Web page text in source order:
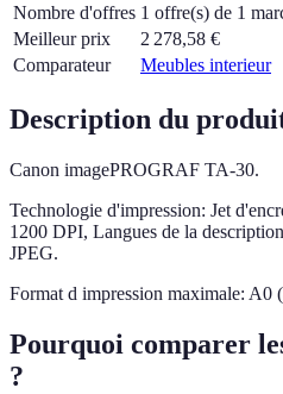
Nombre d'offres 1 offre(s) de 1
Meilleur prix
2 278,58 €
Comparateur
Meubles interieur
Description du
Canon imagePROGRAF TA-30.
Technologie d'impression: Jet
1200 DPI, Langues de la
JPEG.
Format d impression maximale: A0
Pourquoi comparer
?